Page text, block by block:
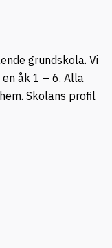
grundskola. Vi
åk 1 – 6. Alla
Skolans profil